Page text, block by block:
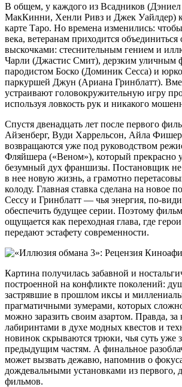
В общем, у каждого из Всадников
МакКинни, Хенли Ривз и Джек Уайлдер)
карте Таро. Но времена изменились:
века, ветеранам приходится
выскочками: стеснительным гением и
Чарли (Джастис Смит), дерзким уличным
пародистом Боско (Доминик Сесса) и
паркуршей Джун (Ариана Гринблатт).
устраивают головокружительную игру
используя ловкость рук и никакого
Спустя двенадцать лет после первого
Айзенберг, Вуди Харрельсон, Айла
возвращаются уже под руководством
Фляйшера («Веном»), который прекрасно
безумный дух франшизы. Постановщик не
в нее новую жизнь, а грамотно
колоду. Главная ставка сделана на новое
Сессу и Гринблатт — чья энергия, по-
обеспечить будущее серии. Поэтому
ощущается как переходная глава, где
передают эстафету современности.
Картина получилась забавной и
построенной на конфликте поколений:
застрявшие в прошлом иксы и
прагматичными зумерами, которых
можно заразить своим азартом. Правда, за
лабиринтами в духе модных квестов и
новинок скрываются трюки, чья суть уже
предыдущим частям. А финальное
может вызвать дежавю, напомнив о
дождевальными установками из первого,
фильмов.